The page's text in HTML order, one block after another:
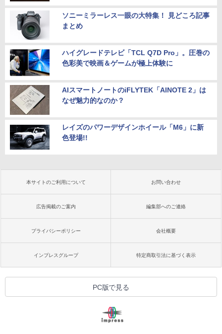
ソニーミラーレス一眼の大特集！ 見どころ記事
まとめ
ハイグレードテレビ「TCL Q7D Pro」。圧巻の
色彩美で映画＆ゲームが極上体験に
AIスマートノートのiFLYTEK「AINOTE 2」は
なぜ魅力的なのか？
レイズのパワーデザインホイール「M6」に新
色登場!!
本サイトのご利用について お問い合わせ
広告掲載のご案内 編集部へのご連絡
プライバシーポリシー 会社概要
インプレスグループ 特定商取引法に基づく表示
PC版で見る